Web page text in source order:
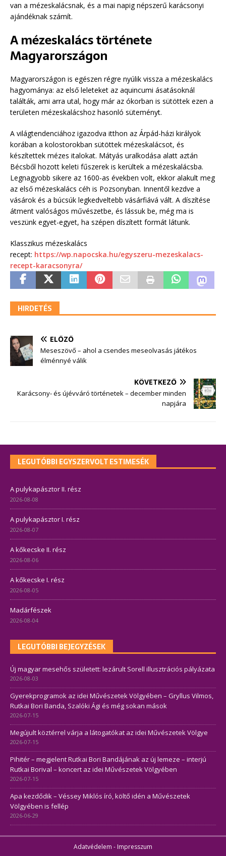
van a mézeskalácsnak, és a mai napig népszerű karácsonyi
ajándéknak számít.
A mézeskalács története
Magyarországon
Magyarországon is egészen régre nyúlik vissza a mézeskalács
hagyománya: az első leleteket az aquincumi ásatásoknál
találták, ami arra utal, hogy már az ókorban is sütöttek ezen a
területen mézeskalácshoz hasonló süteményt.
A világtendenciához igazodva itthon az Árpád-házi királyok
korában a kolostorokban sütöttek mézeskalácsot, és
készítettek mézes italokat. Mátyás uralkodása alatt aztán
Bécsből hozott keleti fűszerek is kerültek a mézeskalácsba.
Legnagyobb sikere az 1600-as években volt, ekkor alakult meg
az első mézeskalács céh is Pozsonyban. Innentől kezdve a
vásárok és a búcsúk legkedveltebb vásárfiává vált. A díszítése
átment valóságos művészetbe, és lássuk be, még ma is
veszünk egyet-egyet, ha szépen díszített formát látunk.
Klasszikus mézeskalács
recept: https://wp.napocska.hu/egyszeru-mezeskalacs-
recept-karacsonyra/
HIRDETÉS
ELŐZŐ
Meseszövő – ahol a csendes meseolvasás játékos
élménnyé válik
KÖVETKEZŐ
Karácsony- és újévváró történetek – december minden
napjára
LEGUTÓBBI EGYSZERVOLT ESTIMESÉK
A pulykapásztor II. rész
2026-08-08
A pulykapásztor I. rész
2026-08-07
A kőkecske II. rész
2026-08-06
A kőkecske I. rész
2026-08-05
Madárfészek
2026-08-04
LEGUTÓBBI BEJEGYZÉSEK
Új magyar mesehős született: lezárult Sorell illusztrációs pályázata
2026-08-03
Gyerekprogramok az idei Művészetek Völgyében – Gryllus Vilmos,
Rutkai Bori Banda, Szalóki Ági és még sokan mások
2026-07-15
Megújult köztérrel várja a látogatókat az idei Művészetek Völgye
2026-07-15
Pihitér – megjelent Rutkai Bori Bandájának az új lemeze – interjú
Rutkai Borival – koncert az idei Művészetek Völgyében
2026-07-15
Apa kezdődik – Véssey Miklós író, költő idén a Művészetek
Völgyében is fellép
2026-06-29
Adatvédelem - Impresszum